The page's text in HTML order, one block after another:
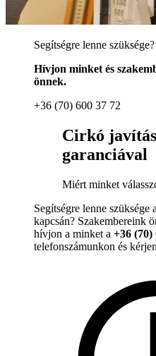
Segítségre lenne szüksége?
Hívjon minket és
önnek.
+36 (70) 600 37 72
Cirkó
garanciával
Miért minket
Segítségre lenne
kapcsán? Szakembereink
hívjon a minket a +36 (70)
telefonszámunkon és